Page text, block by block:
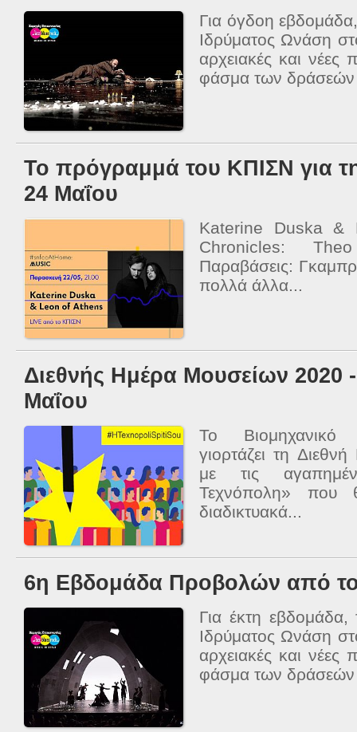
Για όγδοη
Ιδρύματος Ωνάση
αρχειακές και
φάσμα των δράσεών
Το πρόγραμμά του ΚΠΙΣΝ για
24 Μαΐου
Katerine Duska &
Chronicles:
Παραβάσεις:
πολλά άλλα...
Διεθνής Ημέρα Μουσείων 2020
Μαΐου
Το Βιομηχανικό
γιορτάζει τη
με τις
Τεχνόπολη» που
διαδικτυακά...
6η Εβδομάδα Προβολών από
Για έκτη
Ιδρύματος Ωνάση
αρχειακές και
φάσμα των δράσεών